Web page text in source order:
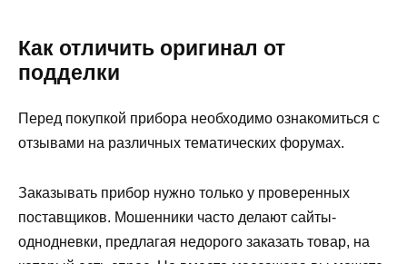
Как отличить оригинал от
подделки
Перед покупкой прибора необходимо ознакомиться с
отзывами на различных тематических форумах.
Заказывать прибор нужно только у проверенных
поставщиков. Мошенники часто делают сайты-
однодневки, предлагая недорого заказать товар, на